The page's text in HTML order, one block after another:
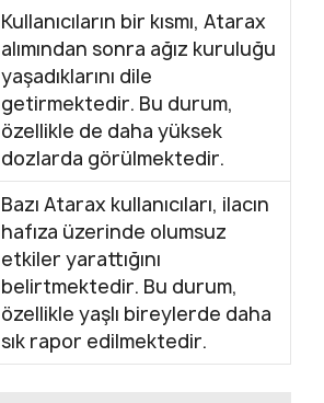
Kullanıcıların bir kısmı, Atarax
alımından sonra ağız kuruluğu
yaşadıklarını dile
getirmektedir. Bu durum,
özellikle de daha yüksek
dozlarda görülmektedir.
Bazı Atarax kullanıcıları, ilacın
hafıza üzerinde olumsuz
etkiler yarattığını
belirtmektedir. Bu durum,
özellikle yaşlı bireylerde daha
sık rapor edilmektedir.